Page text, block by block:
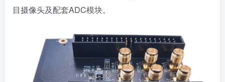
目摄像头及配套ADC模块。